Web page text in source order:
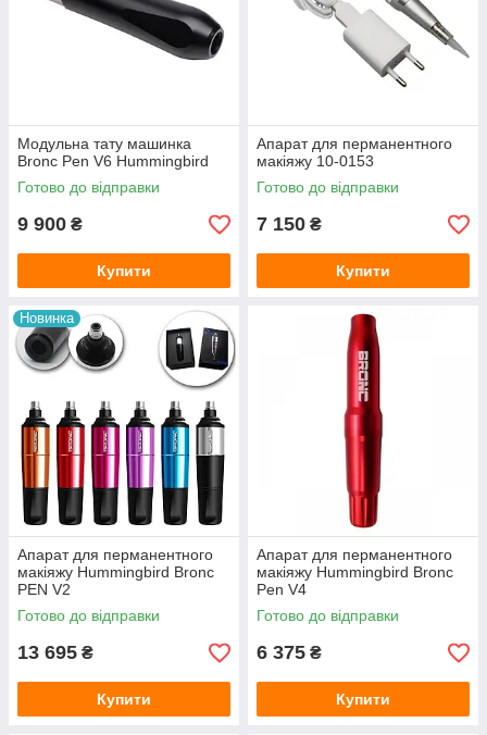
Модульна тату машинка
Bronc Pen V6 Hummingbird
Готово до відправки
9 900 ₴
Купити
Апарат для перманентного
макіяжу 10-0153
Готово до відправки
7 150 ₴
Купити
Новинка
Апарат для перманентного
макіяжу Hummingbird Bronc
PEN V2
Готово до відправки
13 695 ₴
Купити
Апарат для перманентного
макіяжу Hummingbird Bronc
Pen V4
Готово до відправки
6 375 ₴
Купити